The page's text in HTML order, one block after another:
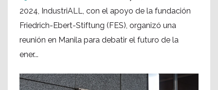
2024, IndustriALL, con el apoyo de la fundación
Friedrich-Ebert-Stiftung (FES), organizó una
reunión en Manila para debatir el futuro de la
ener...